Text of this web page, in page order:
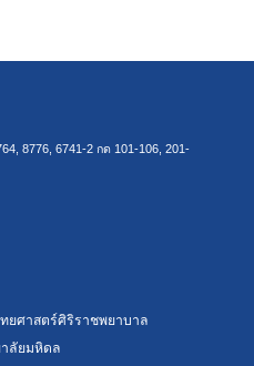
8776, 6741-2 กด 101-106, 201-
ศาสตร์ศิริราชพยาบาล
ลัยมหิดล